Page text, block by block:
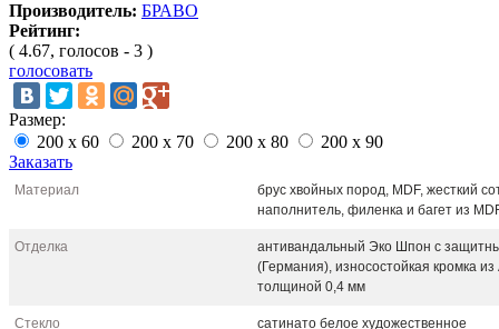
Производитель: БРАВО
Рейтинг:
( 4.67, голосов - 3 )
голосовать
Размер:
200 х 60
200 х 70 200 х 80
200 х 90
Заказать
Материал
брус хвойных пород, MDF, жесткий
наполнитель, филенка и багет из
Отделка
антивандальный Эко Шпон с
(Германия), износостойкая кромка
толщиной 0,4 мм
Стекло сатинато белое художественное